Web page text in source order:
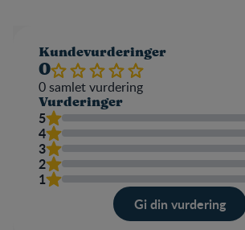
Kundevurderinger
0
0samlet vurdering
Vurderinger
5
4
3
2
1
Gi din vurdering